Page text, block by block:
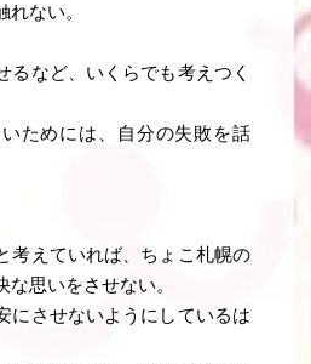
ない。
るなど、いくらでも考えつく
ためには、自分の失敗を話
考えていれば、ちょこ札幌の
思いをさせない。
にさせないようにしているは